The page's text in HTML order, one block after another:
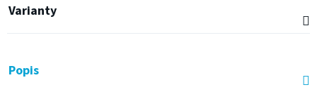
Varianty
Popis